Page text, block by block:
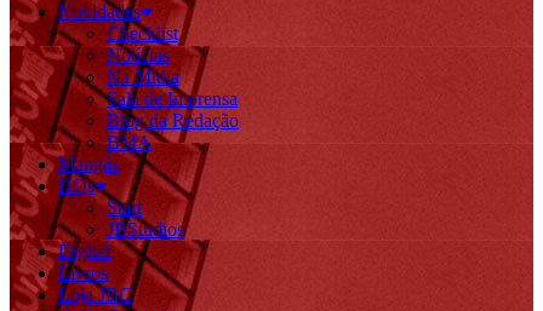
Novidades
Checklist
Notícias
Na Mídia
Sala de Imprensa
Blog da Redação
BMA
Mangás
HQs
Start
JBStudios
Digital
Livros
Loja JBC